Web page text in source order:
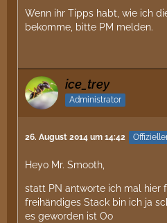
Wenn ihr Tipps habt, wie ich
bekomme, bitte PM melden.
ice_trey
Administrator
26. August 2014 um 14:42
Heyo Mr. Smooth,
statt PN antworte ich mal hier
freihändiges Stack bin ich ja
es geworden ist Oo